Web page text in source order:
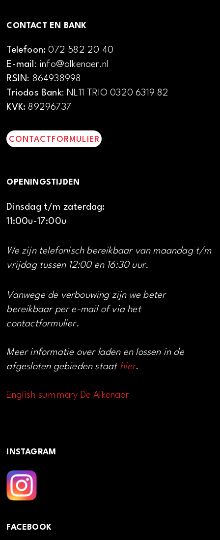
CONTACT EN BANK
Telefoon:072 582 20 40
E-mail: info@alkenaer.nl
RSIN: 864938998
Triodos Bank: NL11 TRIO 0320 6319 82
KVK: 89296737
CONTACTFORMULIER
OPENINGSTIJDEN
Dinsdag t/m zaterdag:
11:00u-17:00u
We zijn telefonisch bereikbaar van maandag t/m
vrijdag tussen 12:00 en 16:30 uur.
Vanwege de verbouwing zijn we beter
bereikbaar per e-mail of via het
contactformulier.
Meer informatie over laden en lossen in de
afgesloten gebieden staat hier.
English summary De Alkenaer
INSTAGRAM
FACEBOOK